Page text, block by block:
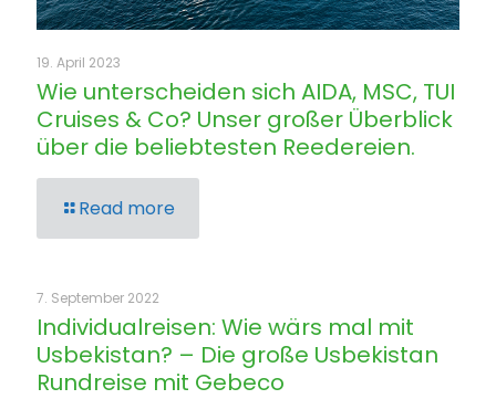
19. April 2023
Wie unterscheiden sich AIDA, MSC, TUI
Cruises & Co? Unser großer Überblick
über die beliebtesten Reedereien.
Read more
7. September 2022
Individualreisen: Wie wärs mal mit
Usbekistan? – Die große Usbekistan
Rundreise mit Gebeco